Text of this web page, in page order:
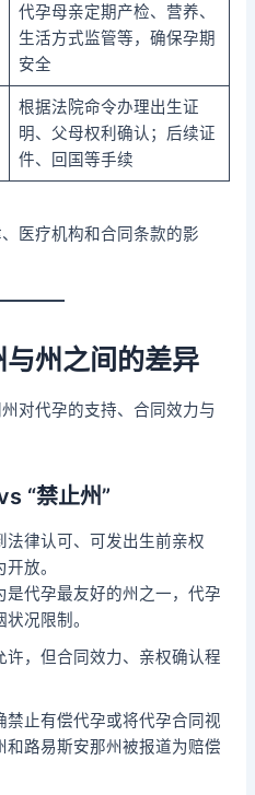
代孕母亲定期产检、营养、
生活方式监管等，确保孕期
安全
根据法院命令办理出生证
明、父母权利确认；后续证
件、回国等手续
医疗机构和合同条款的影
州之间的差异
对代孕的支持、合同效力与
“禁止州”
法律认可、可发出生前亲权
放。
是代孕最友好的州之一，代孕
况限制。
许，但合同效力、亲权确认程
禁止有偿代孕或将代孕合同视
路易斯安那州被报道为赔偿